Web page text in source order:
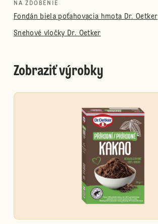
NA ZDOBENIE
Fondán biela poťahovacia hmota Dr. Oetker
Snehové vločky Dr. Oetker
Zobraziť výrobky